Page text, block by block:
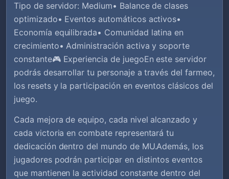
Tipo de servidor: Medium• Balance de clases
optimizado• Eventos automáticos activos•
Economía equilibrada• Comunidad latina en
crecimiento• Administración activa y soporte
constante🎮 Experiencia de juegoEn este servidor
podrás desarrollar tu personaje a través del farmeo,
los resets y la participación en eventos clásicos del
juego.
Cada mejora de equipo, cada nivel alcanzado y
cada victoria en combate representará tu
dedicación dentro del mundo de MU.Además, los
jugadores podrán participar en distintos eventos
que mantienen la actividad constante dentro del